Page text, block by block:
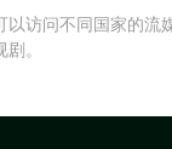
以访问不同国家的流
。